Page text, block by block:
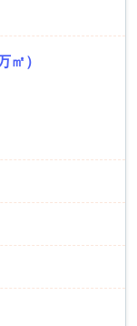
㎡）